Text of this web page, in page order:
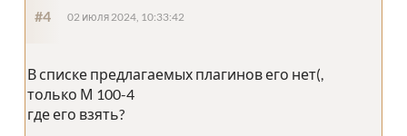
#4 02 июля 2024, 10:33:42
В списке предлагаемых плагинов его нет(,
только М 100-4
где его взять?